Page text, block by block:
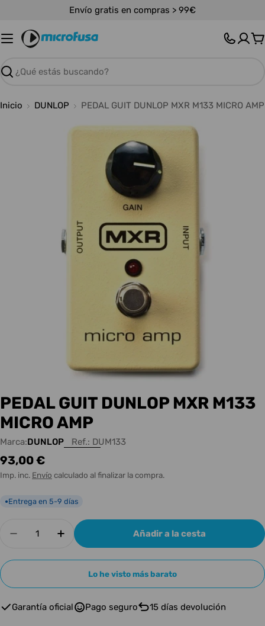
contenido
Envío gratis en compras > 99€
Buscar
Inicio DUNLOP PEDAL GUIT DUNLOP MXR M133 MICRO AMP
medios 0 en modal
PEDAL GUIT DUNLOP MXR M133
MICRO AMP
Marca:DUNLOP Ref.: DUM133
Precio
habitual
93,00 €
Imp. inc. Envío calculado al finalizar la compra.
●Entrega en 5-9 días
Disminuir cantidad para PEDAL GUIT DUNLOP
Aumentar cantidad para PEDAL GUIT
Añadir a la cesta
Lo he visto más barato
Garantía oficial Pago seguro 15 días devolución